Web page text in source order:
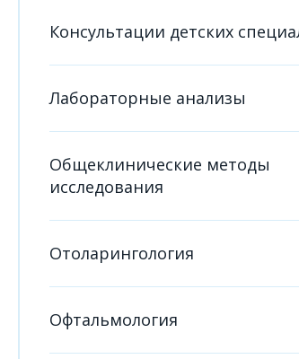
Консультации детских
Лабораторные анализы
Общеклинические методы
исследования
Отоларингология
Офтальмология